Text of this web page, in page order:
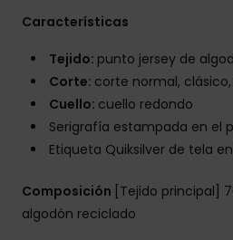
Características
Tejido: punto jersey de
Corte: corte normal,
Cuello: cuello redondo
Serigrafía estampada en el
Etiqueta Quiksilver de tela
Composición [Tejido principal]
algodón reciclado